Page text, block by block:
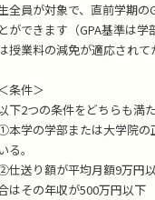
全員が対象で、直前学期の
ができます（GPA基準は
授業料の減免が適応されて
条件＞
下2つの条件をどちらも満
本学の学部または大学院の
る。
仕送り額が平均月額9万円
はその年収が500万円以下